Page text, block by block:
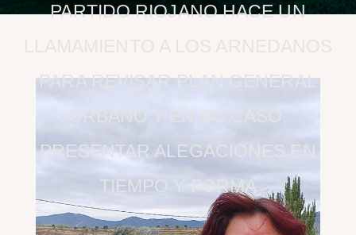
PARTIDO RIOJANO HACE UN
PARA REVISAR PLAN GENERAL
URBANO Y EN SU CASO,
PRESENTAR ALEGACIONES EN
TIEMPO Y FORMA